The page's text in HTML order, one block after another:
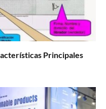
Principales